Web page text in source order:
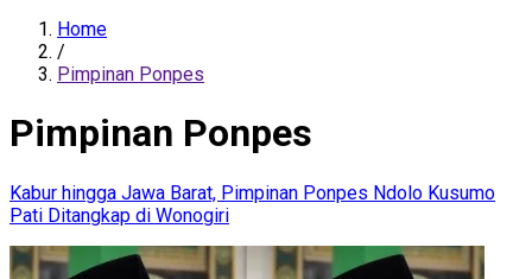
Home
/
Pimpinan Ponpes
Pimpinan Ponpes
Kabur hingga Jawa Barat, Pimpinan Ponpes Ndolo Kusumo
Pati Ditangkap di Wonogiri